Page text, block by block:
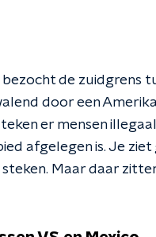
de zuidgrens
door een
er mensen
afgelegen is. Je
Maar daar